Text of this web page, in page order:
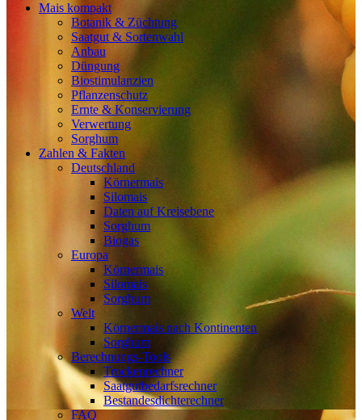
Mais kompakt
Botanik & Züchtung
Saatgut & Sortenwahl
Anbau
Düngung
Biostimulanzien
Pflanzenschutz
Ernte & Konservierung
Verwertung
Sorghum
Zahlen & Fakten
Deutschland
Körnermais
Silomais
Daten auf Kreisebene
Sorghum
Biogas
Europa
Körnermais
Silomais
Sorghum
Welt
Körnermais nach Kontinenten
Sorghum
Berechnungs-Tools
Trockenrechner
Saatgutbedarfsrechner
Bestandesdichterechner
FAQ